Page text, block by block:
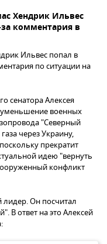
Хендрик Ильвес
комментария в
Ильвес попал в
по ситуации на
сенатора Алексея
уменьшение военных
"Северный
через Украину,
прекратит
идею "вернуть
конфликт
лидер. Он посчитал
В ответ на это Алексей